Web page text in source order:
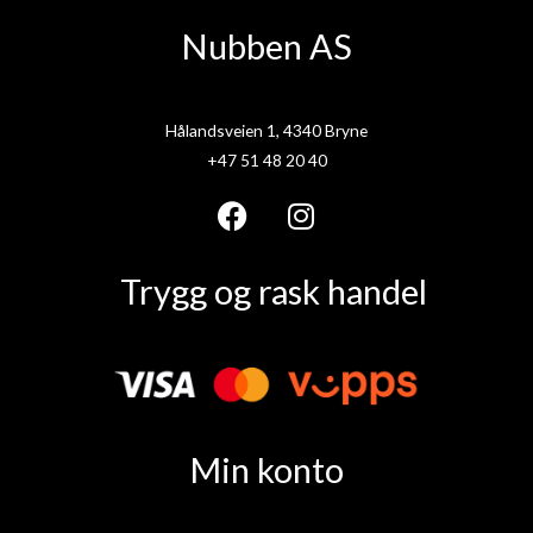
Nubben AS
Hålandsveien 1, 4340 Bryne
+47 51 48 20 40
F
c
b
o
I
n
s
g
m
Trygg og rask handel
Min konto